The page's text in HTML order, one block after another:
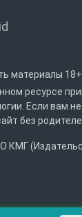
материалы
ресурсе
Если вам
без
КМГ